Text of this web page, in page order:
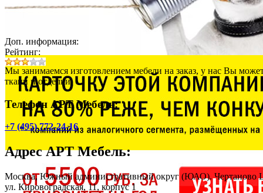
Доп. информация:
Рейтинг:
Мы занимаемся изготовлением мебели на заказ, у нас Вы
ткани и отделки.
Телефон АРТ Мебель:
+7 (495) 772-24-16
АдресАРТ Мебель:
Москва, Южный административный округ (ЮАО). Чертаново
ул. Кировоградская, 11, корпус 1